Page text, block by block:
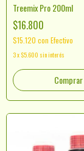
Treemix Pro 200ml
$16.800
$15.120 con Efectivo
3x $5.600 sin interés